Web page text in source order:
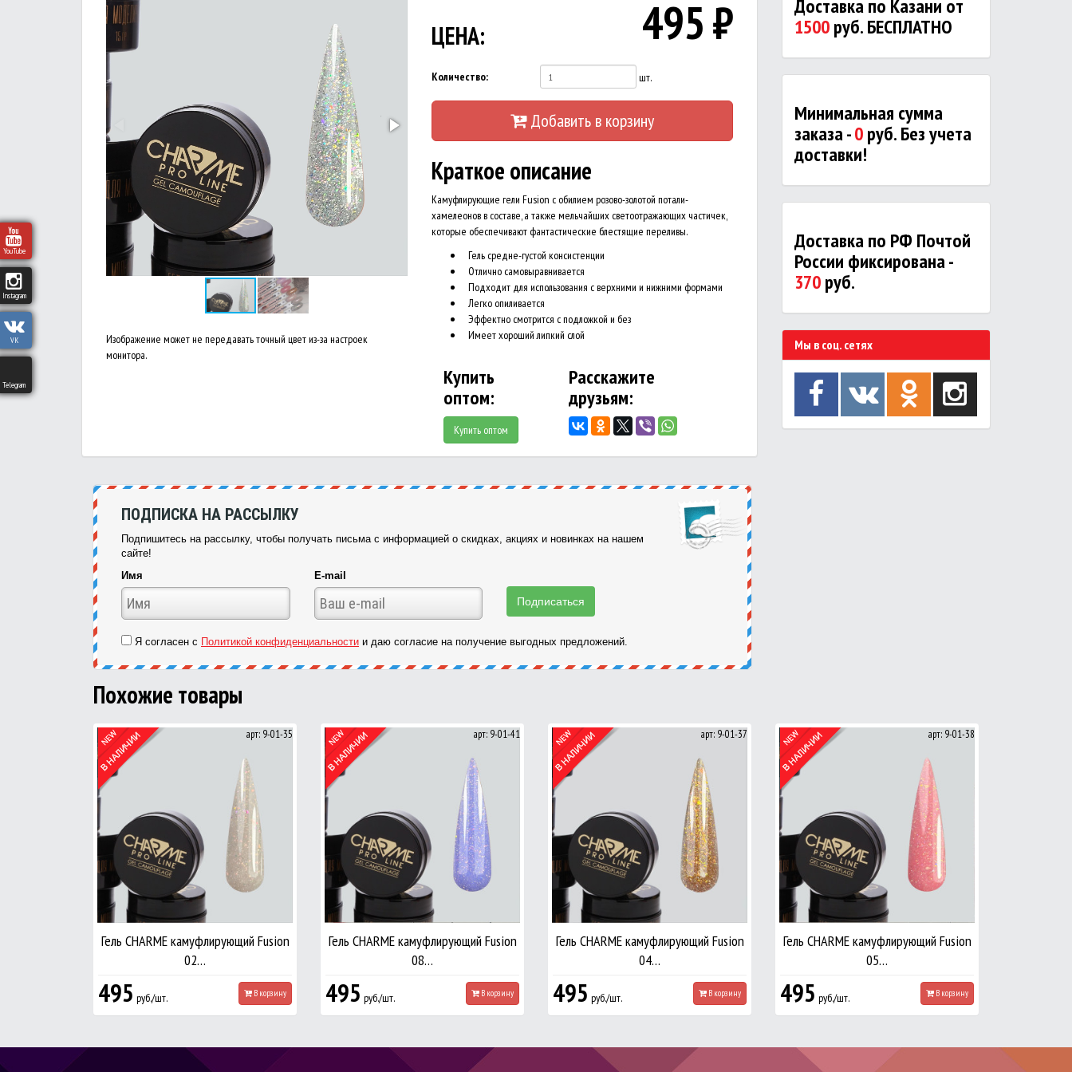
YouTube
Instagram
VK
Telegram
Изображение может не передавать точный цвет из-за настроек
монитора.
ЦЕНА: 495₽
Количество: шт.
Добавить в корзину
Краткое описание
Камуфлирующие гели Fusion с обилием розово-золотой потали-
хамелеонов в составе, а также мельчайших светоотражающих частичек,
которые обеспечивают фантастические блестящие переливы.
Гель средне-густой консистенции
Отлично самовыравнивается
Подходит для использования с верхними и нижними формами
Легко опиливается
Эффектно смотрится с подложкой и без
Имеет хороший липкий слой
Купить
оптом:
Купить оптом
Расскажите
друзьям:
Доставка по Казани от
1500руб. БЕСПЛАТНО
Минимальная сумма
заказа -0руб. Без учета
доставки!
Доставка по РФ Почтой
России фиксирована -
370руб.
Мы в соц. сетях
ПОДПИСКА НА РАССЫЛКУ
Подпишитесь на рассылку, чтобы получать письма с информацией о скидках, акциях и новинках на нашем
сайте!
Имя
E-mail
Я согласен с Политикой конфиденциальности и даю согласие на получение выгодных предложений.
Похожие товары
арт: 9-01-35
Гель CHARME камуфлирующий Fusion
02…
495 руб./шт. В корзину
арт: 9-01-41
Гель CHARME камуфлирующий Fusion
08…
495 руб./шт. В корзину
арт: 9-01-37
Гель CHARME камуфлирующий Fusion
04…
495 руб./шт. В корзину
арт: 9-01-38
Гель CHARME камуфлирующий Fusion
05…
495 руб./шт. В корзину